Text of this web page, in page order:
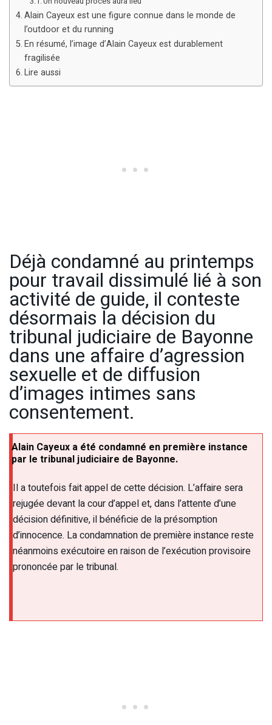
Alain Cayeux est une figure connue dans le monde de
l’outdoor et du running
En résumé, l’image d’Alain Cayeux est durablement
fragilisée
Lire aussi
Déjà condamné au printemps
pour travail dissimulé lié à son
activité de guide, il conteste
désormais la décision du
tribunal judiciaire de Bayonne
dans une affaire d’agression
sexuelle et de diffusion
d’images intimes sans
consentement.
Alain Cayeux a été condamné en première instance
par le tribunal judiciaire de Bayonne.
Il a toutefois fait appel de cette décision. L’affaire sera
rejugée devant la cour d’appel et, dans l’attente d’une
décision définitive, il bénéficie de la présomption
d’innocence. La condamnation de première instance reste
néanmoins exécutoire en raison de l’exécution provisoire
prononcée par le tribunal.